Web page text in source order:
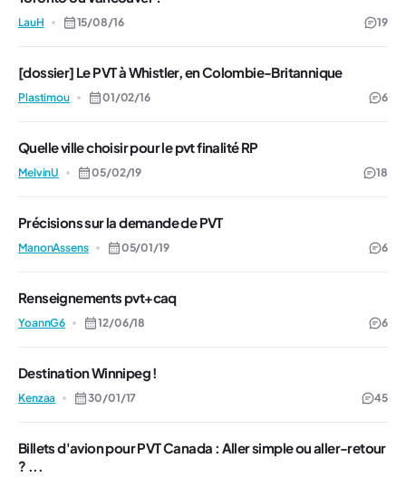
LauH 15/08/16 19
[dossier] Le PVT à Whistler, en Colombie-Britannique
Plastimou 01/02/16 6
Quelle ville choisir pour le pvt finalité RP
MelvinU 05/02/19 18
Précisions sur la demande de PVT
ManonAssens 05/01/19 6
Renseignements pvt+caq
YoannG6 12/06/18 6
Destination Winnipeg !
Kenzaa 30/01/17 45
Billets d'avion pour PVT Canada : Aller simple ou aller-retour
? ...